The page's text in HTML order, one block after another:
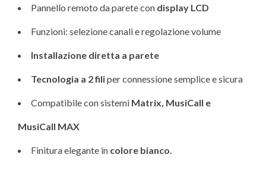
Pannello remoto da parete con display LCD
Funzioni: selezione canali e regolazione volume
Installazione diretta a parete
Tecnologia a 2 filiper connessione semplice e sicura
Compatibile con sistemi Matrix, MusiCall e
MusiCall MAX
Finitura elegante in colore bianco.